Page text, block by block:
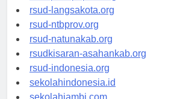
rsudtpi-kepriprov.org
rsud-langsakota.org
rsud-ntbprov.org
rsud-natunakab.org
rsudkisaran-asahankab.org
rsud-indonesia.org
sekolahindonesia.id